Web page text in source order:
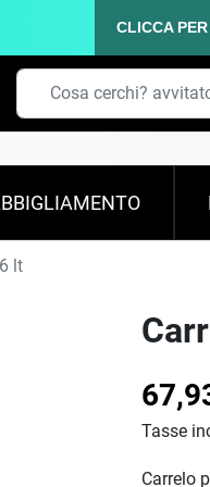
CLICCA
lt
Tasse
Carrelo